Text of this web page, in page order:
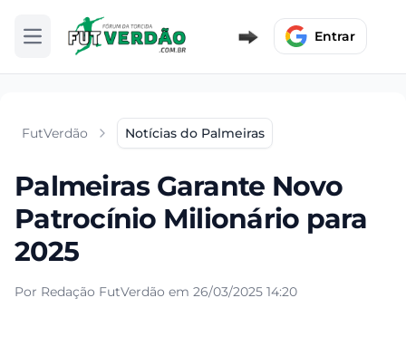
Abrir menu Entrar
FutVerdão Notícias do Palmeiras
Palmeiras Garante Novo
Patrocínio Milionário para
2025
Por Redação FutVerdão em 26/03/2025 14:20